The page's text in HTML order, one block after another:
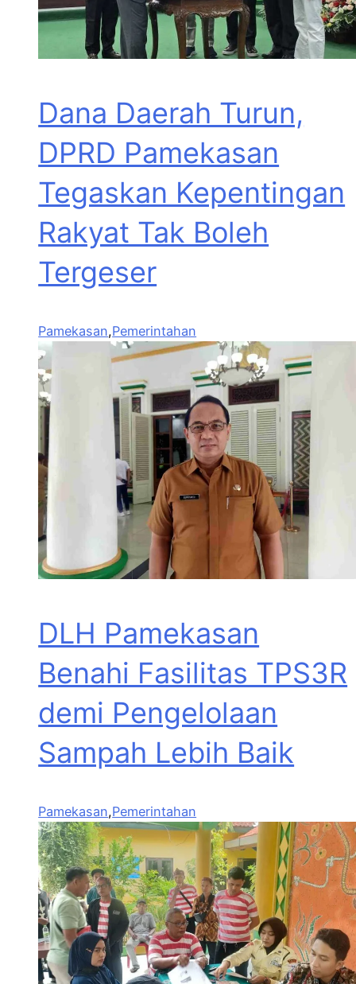
Dana Daerah Turun,
DPRD Pamekasan
Tegaskan Kepentingan
Rakyat Tak Boleh
Tergeser
Pamekasan,Pemerintahan
DLH Pamekasan
Benahi Fasilitas TPS3R
demi Pengelolaan
Sampah Lebih Baik
Pamekasan,Pemerintahan